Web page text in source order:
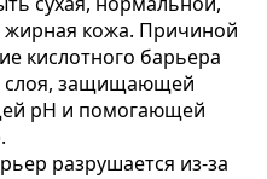
кожа. Причиной
кислотного барьера
слоя, защищающей
рН и помогающей
разрушается из-за